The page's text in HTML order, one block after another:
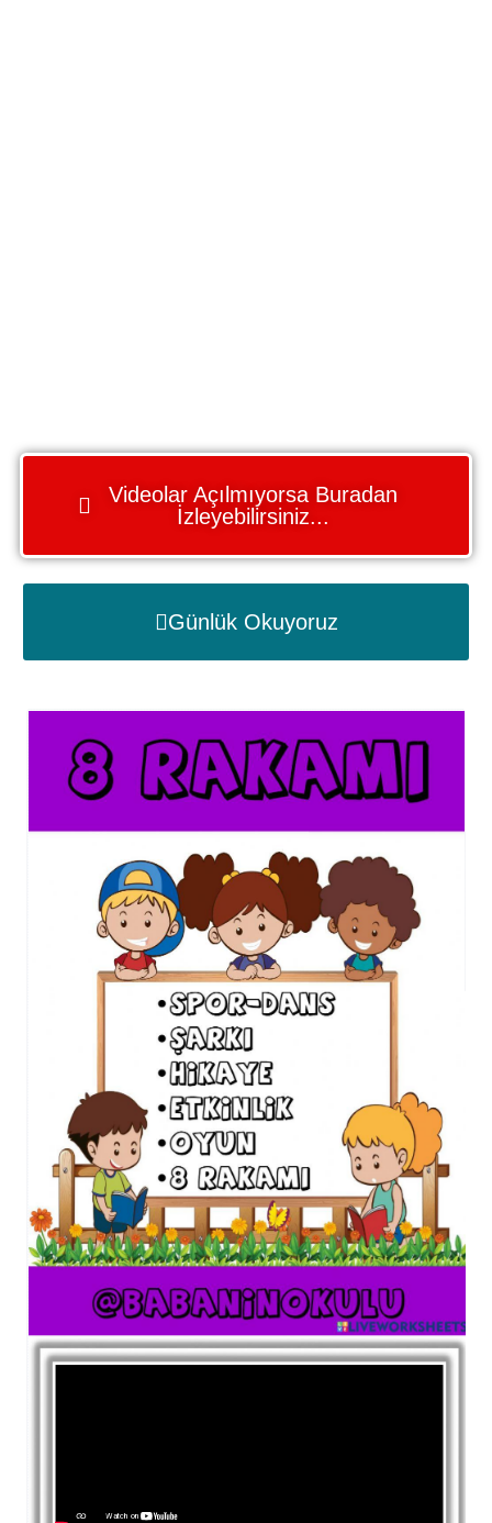
Videolar Açılmıyorsa Buradan
İzleyebilirsiniz...
Günlük Okuyoruz